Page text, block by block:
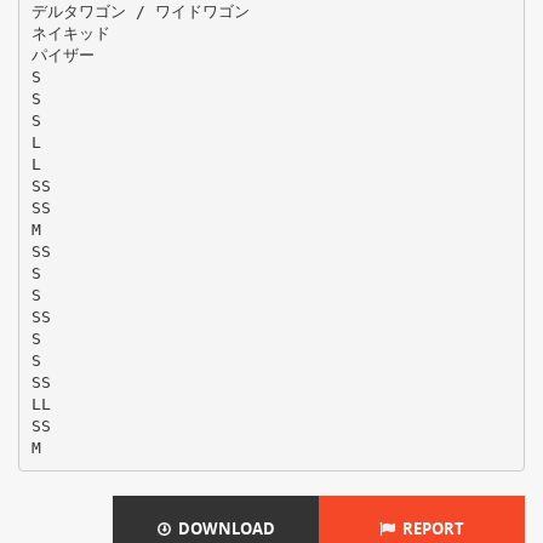
デルタワゴン / ワイドワゴン
ネイキッド
パイザー
S
S
S
L
L
SS
SS
M
SS
S
S
SS
S
S
SS
LL
SS
M
DOWNLOAD REPORT